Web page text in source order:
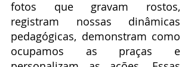
fotos que gravam rostos,
registram nossas dinâmicas
pedagógicas, demonstram como
ocupamos as praças e